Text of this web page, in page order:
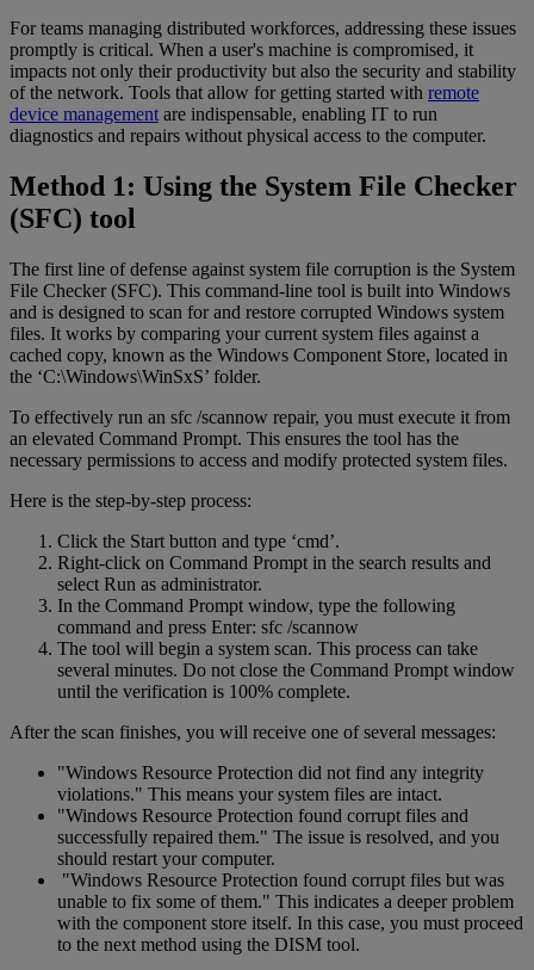
For teams managing distributed workforces, addressing these issues
promptly is critical. When a user's machine is compromised, it
impacts not only their productivity but also the security and stability
of the network. Tools that allow for getting started with remote
device management are indispensable, enabling IT to run
diagnostics and repairs without physical access to the computer.
Method 1: Using the System File Checker
(SFC) tool
The first line of defense against system file corruption is the System
File Checker (SFC). This command-line tool is built into Windows
and is designed to scan for and restore corrupted Windows system
files. It works by comparing your current system files against a
cached copy, known as the Windows Component Store, located in
the ‘C:\Windows\WinSxS’ folder.
To effectively run an sfc /scannow repair, you must execute it from
an elevated Command Prompt. This ensures the tool has the
necessary permissions to access and modify protected system files.
Here is the step-by-step process:
Click the Start button and type ‘cmd’.
Right-click on Command Prompt in the search results and
select Run as administrator.
In the Command Prompt window, type the following
command and press Enter: sfc /scannow
The tool will begin a system scan. This process can take
several minutes. Do not close the Command Prompt window
until the verification is 100% complete.
After the scan finishes, you will receive one of several messages:
"Windows Resource Protection did not find any integrity
violations." This means your system files are intact.
"Windows Resource Protection found corrupt files and
successfully repaired them." The issue is resolved, and you
should restart your computer.
"Windows Resource Protection found corrupt files but was
unable to fix some of them." This indicates a deeper problem
with the component store itself. In this case, you must proceed
to the next method using the DISM tool.